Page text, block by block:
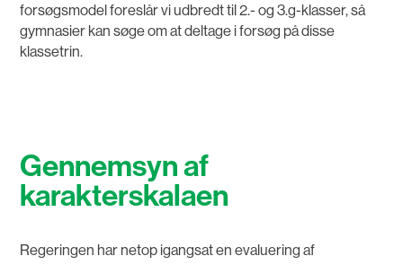
forsøgsmodel foreslår vi udbredt til 2.- og 3.g-klasser, så
gymnasier kan søge om at deltage i forsøg på disse
klassetrin.
Gennemsyn af
karakterskalaen
Regeringen har netop igangsat en evaluering af